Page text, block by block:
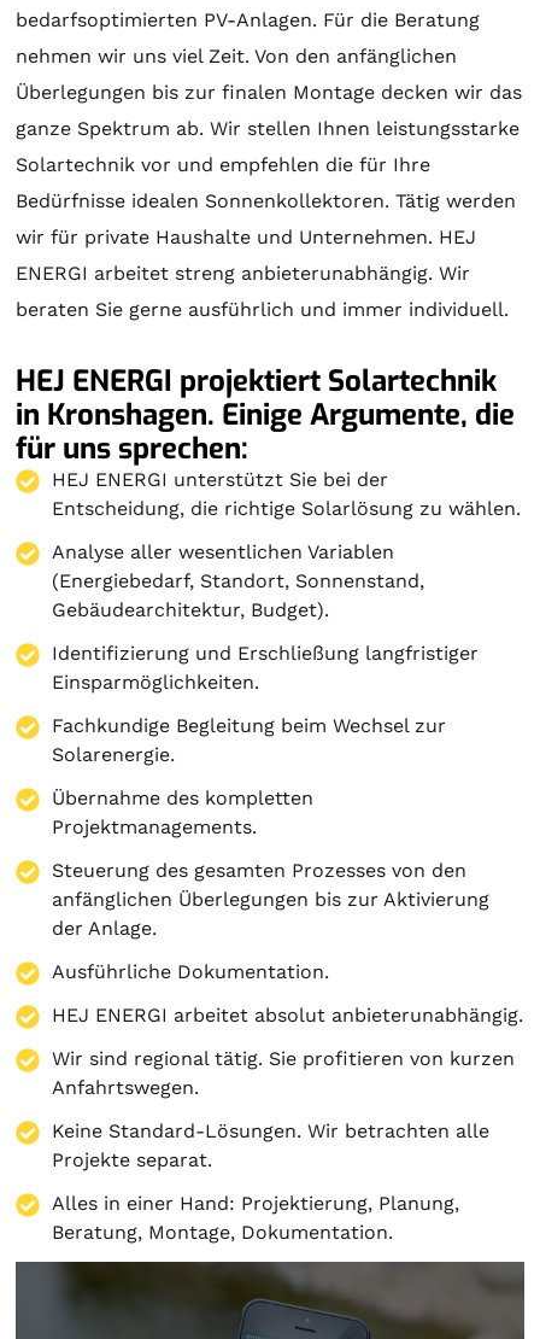
bedarfsoptimierten PV-Anlagen. Für die Beratung
nehmen wir uns viel Zeit. Von den anfänglichen
Überlegungen bis zur finalen Montage decken wir das
ganze Spektrum ab. Wir stellen Ihnen leistungsstarke
Solartechnik vor und empfehlen die für Ihre
Bedürfnisse idealen Sonnenkollektoren. Tätig werden
wir für private Haushalte und Unternehmen. HEJ
ENERGI arbeitet streng anbieterunabhängig. Wir
beraten Sie gerne ausführlich und immer individuell.
HEJ ENERGI projektiert Solartechnik
in Kronshagen. Einige Argumente, die
für uns sprechen:
HEJ ENERGI unterstützt Sie bei der
Entscheidung, die richtige Solarlösung zu wählen.
Analyse aller wesentlichen Variablen
(Energiebedarf, Standort, Sonnenstand,
Gebäudearchitektur, Budget).
Identifizierung und Erschließung langfristiger
Einsparmöglichkeiten.
Fachkundige Begleitung beim Wechsel zur
Solarenergie.
Übernahme des kompletten
Projektmanagements.
Steuerung des gesamten Prozesses von den
anfänglichen Überlegungen bis zur Aktivierung
der Anlage.
Ausführliche Dokumentation.
HEJ ENERGI arbeitet absolut anbieterunabhängig.
Wir sind regional tätig. Sie profitieren von kurzen
Anfahrtswegen.
Keine Standard-Lösungen. Wir betrachten alle
Projekte separat.
Alles in einer Hand: Projektierung, Planung,
Beratung, Montage, Dokumentation.